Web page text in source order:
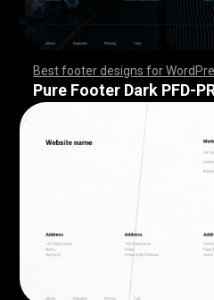
Best footer designs for
,,,,,,,,,,,,,,,,,,,,,,,,,,,,,,,,,
,,,,,,,,,,,,,,,,,,,,,,,,,,,,,,,,,
,,,,,,,,
Pure Footer Dark PFD-